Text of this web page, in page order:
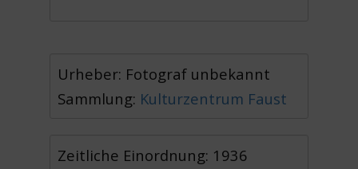
Urheber: Fotograf unbekannt
Sammlung: Kulturzentrum Faust
Zeitliche Einordnung: 1936